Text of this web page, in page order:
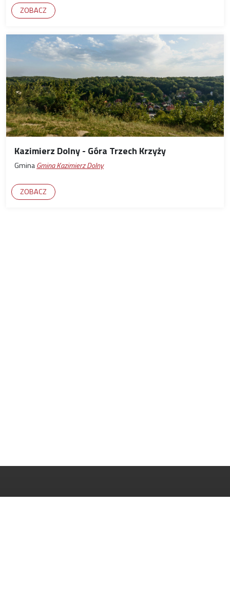
ZOBACZ
Kazimierz Dolny - Góra Trzech Krzyży
GminaGmina Kazimierz Dolny
ZOBACZ